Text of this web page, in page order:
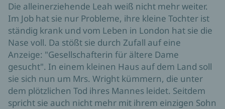
Die alleinerziehende Leah weiß nicht mehr weiter.
Im Job hat sie nur Probleme, ihre kleine Tochter ist
ständig krank und vom Leben in London hat sie die
Nase voll. Da stößt sie durch Zufall auf eine
Anzeige: "Gesellschafterin für ältere Dame
gesucht". In einem kleinen Haus auf dem Land soll
sie sich nun um Mrs. Wright kümmern, die unter
dem plötzlichen Tod ihres Mannes leidet. Seitdem
spricht sie auch nicht mehr mit ihrem einzigen Sohn